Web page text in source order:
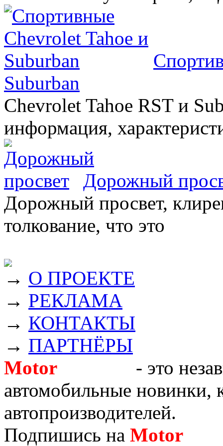
Suburban
Chevrolet Tahoe RST и
информация,
Дорожный
Дорожный просвет,
толкование, что это
→ О ПРОЕКТЕ
→ РЕКЛАМА
→ КОНТАКТЫ
→ ПАРТНЁРЫ
Motor
- это
автомобильные новинки,
автопроизводителей.
Подпишись на Motor